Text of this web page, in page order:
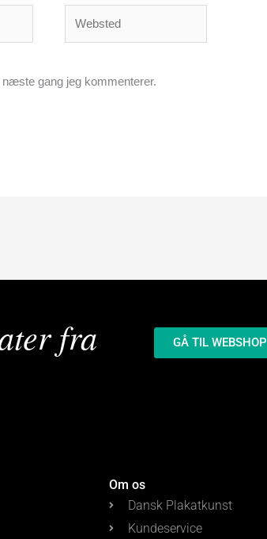
gang jeg kommenterer.
fra GÅ TIL WEBSHOP
Om os
Dansk Plakatkunst
Kundeservice